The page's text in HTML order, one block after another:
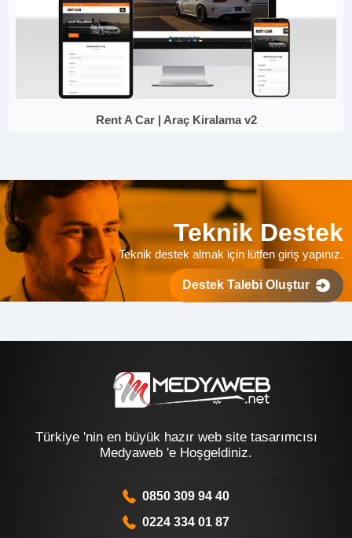
Rent A Car | Araç Kiralama v2
Teknik Destek
Teknik destek almak için lütfen giriş yapınız.
Destek Talebi Oluştur
Türkiye 'nin en büyük hazır web site tasarımcısı
Medyaweb 'e Hoşgeldiniz.
0850 309 94 40
0224 334 01 87